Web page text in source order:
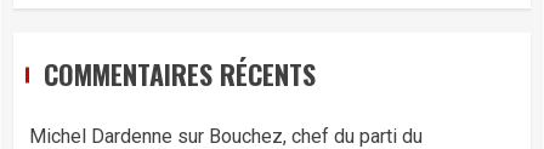
COMMENTAIRES RÉCENTS
Michel Dardenne sur Bouchez, chef du parti du